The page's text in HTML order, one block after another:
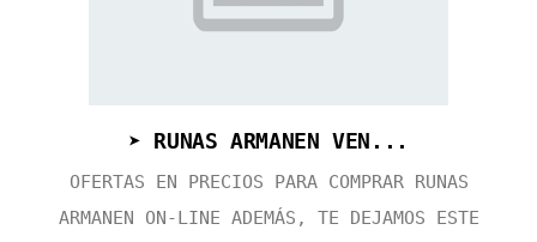
➤ RUNAS ARMANEN VEN...
OFERTAS EN PRECIOS PARA COMPRAR RUNAS
ARMANEN ON-LINE ADEMÁS, TE DEJAMOS ESTE